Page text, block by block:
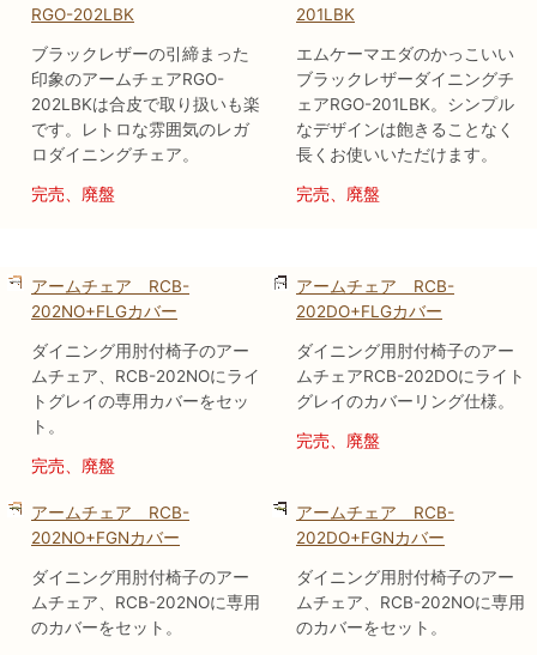
RGO-202LBK
ブラックレザーの引締まった
印象のアームチェアRGO-
202LBKは合皮で取り扱いも楽
です。レトロな雰囲気のレガ
ロダイニングチェア。
完売、廃盤
201LBK
エムケーマエダのかっこいい
ブラックレザーダイニングチ
ェアRGO-201LBK。シンプル
なデザインは飽きることなく
長くお使いいただけます。
完売、廃盤
アームチェア RCB-
202NO+FLGカバー
ダイニング用肘付椅子のアー
ムチェア、RCB-202NOにライ
トグレイの専用カバーをセッ
ト。
完売、廃盤
アームチェア RCB-
202DO+FLGカバー
ダイニング用肘付椅子のアー
ムチェアRCB-202DOにライト
グレイのカバーリング仕様。
完売、廃盤
アームチェア RCB-
202NO+FGNカバー
ダイニング用肘付椅子のアー
ムチェア、RCB-202NOに専用
のカバーをセット。
アームチェア RCB-
202DO+FGNカバー
ダイニング用肘付椅子のアー
ムチェア、RCB-202NOに専用
のカバーをセット。